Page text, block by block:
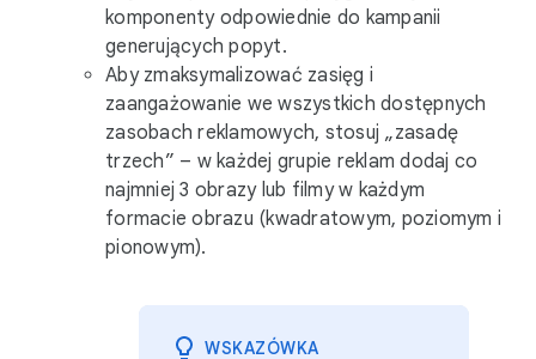
komponenty odpowiednie do kampanii
generujących popyt.
Aby zmaksymalizować zasięg i
zaangażowanie we wszystkich dostępnych
zasobach reklamowych, stosuj „zasadę
trzech” – w każdej grupie reklam dodaj co
najmniej 3 obrazy lub filmy w każdym
formacie obrazu (kwadratowym, poziomym i
pionowym).
WSKAZÓWKA